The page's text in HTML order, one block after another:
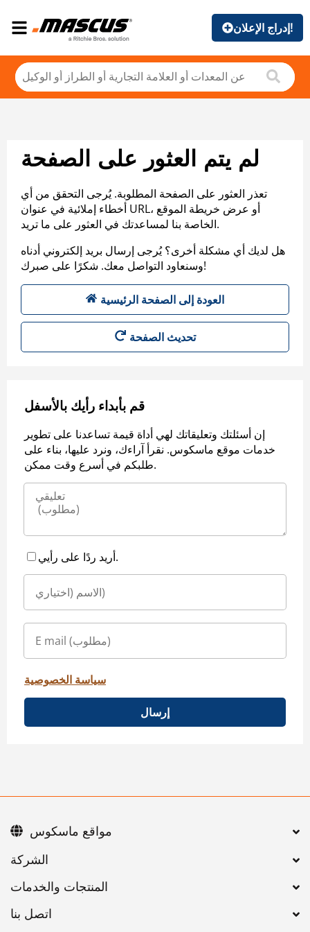
إدراج الإعلان!
لم يتم العثور على الصفحة
تعذر العثور على الصفحة المطلوبة. يُرجى التحقق من أي
أخطاء إملائية في عنوان URL، أو عرض خريطة الموقع
الخاصة بنا لمساعدتك في العثور على ما تريد.
هل لديك أي مشكلة أخرى؟ يُرجى إرسال بريد إلكتروني أدناه
وسنعاود التواصل معك. شكرًا على صبرك!
العودة إلى الصفحة الرئيسية
تحديث الصفحة
قم بأبداء رأيك بالأسفل
إن أسئلتك وتعليقاتك لهي أداة قيمة تساعدنا على تطوير
خدمات موقع ماسكوس. نقرأ آراءك، ونرد عليها، بناء على
طلبكم في أسرع وقت ممكن.
أريد ردًا على رأيي.
سياسة الخصوصية
إرسال
اتصل بنا
مواقع ماسكوس